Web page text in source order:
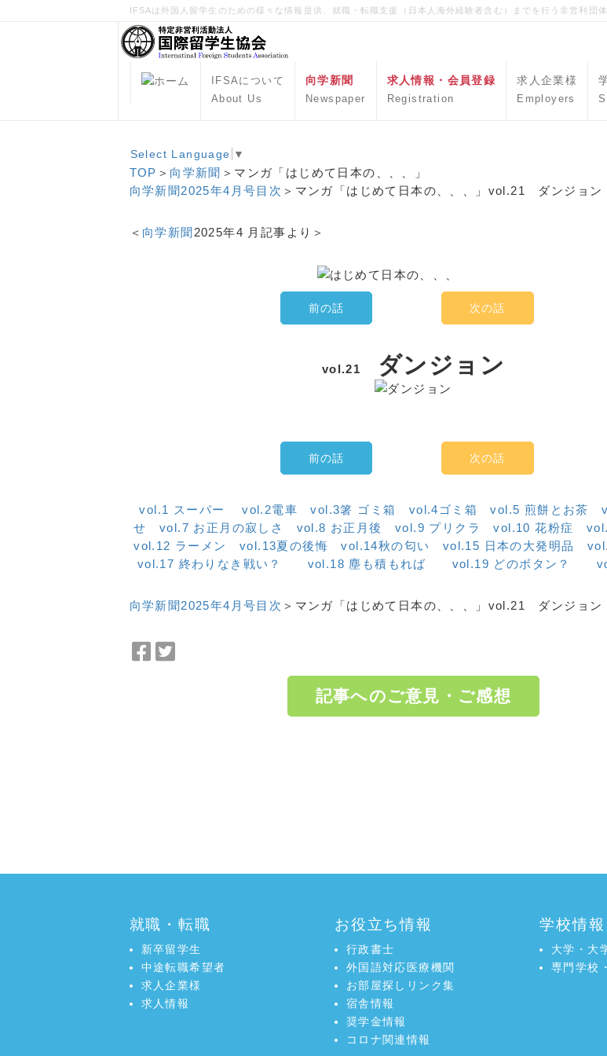
IFSAは外国人留学生のための様々な情報提供、就職・転職支援（日本人海外経験者含む）までを行う非営利団体
IFSAについて
About Us
向学新聞
Newspaper
求人情報・会員登録
Registration
求人企業様
Employers
Select Language ▼
TOP ＞ 向学新聞 ＞マンガ「はじめて日本の、、、」
向学新聞2025年4月号目次 ＞マンガ「はじめて日本の、、、」vol.21 ダンジョン
＜ 向学新聞 2025年4 月記事より＞
前の話 次の話
vol.21 ダンジョン
前の話 次の話
vol.1 スーパー vol.2電車 vol.3箸 ゴミ箱 vol.4ゴミ箱 vol.5 煎餅とお茶
せ
vol.7 お正月の寂しさ vol.8 お正月後 vol.9 プリクラ vol.10 花粉症
vol.12 ラーメン
vol.13夏の後悔 vol.14秋の匂い vol.15 日本の大発明品
vol.17 終わりなき戦い？
vol.18 塵も積もれば vol.19 どのボタン？
向学新聞2025年4月号目次 ＞マンガ「はじめて日本の、、、」vol.21 ダンジョン
Facebook
記事へのご意見・ご感想
就職・転職
新卒留学生
中途転職希望者
求人企業様
求人情報
お役立ち情報
行政書士
外国語対応医療機関
お部屋探しリンク集
宿舎情報
奨学金情報
コロナ関連情報
学校情報
大学・大
専門学校